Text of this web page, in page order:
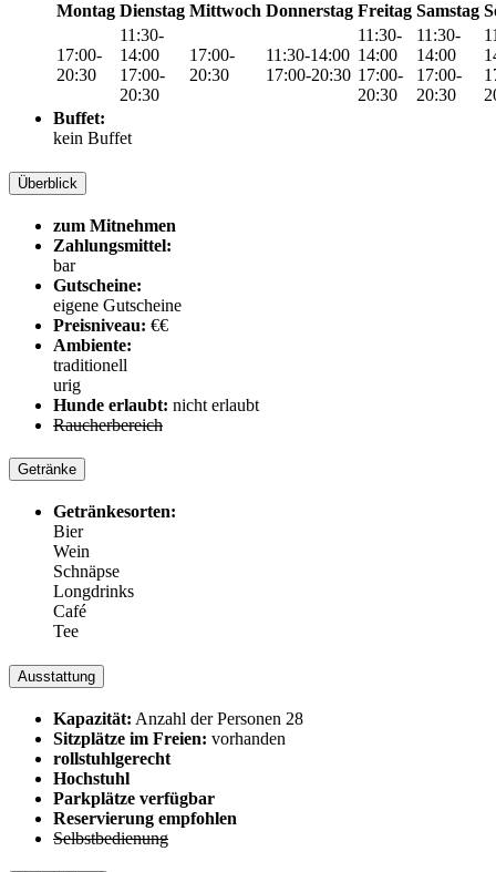
Montag Dienstag Mittwoch Donnerstag Freitag Samstag
17:00-
20:30
11:30-
14:00
17:00-
20:30
17:00-
20:30
11:30-14:00
17:00-20:30
11:30-
14:00
17:00-
20:30
11:30-
14:00
17:00-
20:30
Buffet:
kein Buffet
Überblick
zum Mitnehmen
Zahlungsmittel:
bar
Gutscheine:
eigene Gutscheine
Preisniveau: €€
Ambiente:
traditionell
urig
Hunde erlaubt: nicht erlaubt
Raucherbereich
Getränke
Getränkesorten:
Bier
Wein
Schnäpse
Longdrinks
Café
Tee
Ausstattung
Kapazität: Anzahl der Personen 28
Sitzplätze im Freien: vorhanden
rollstuhlgerecht
Hochstuhl
Parkplätze verfügbar
Reservierung empfohlen
Selbstbedienung